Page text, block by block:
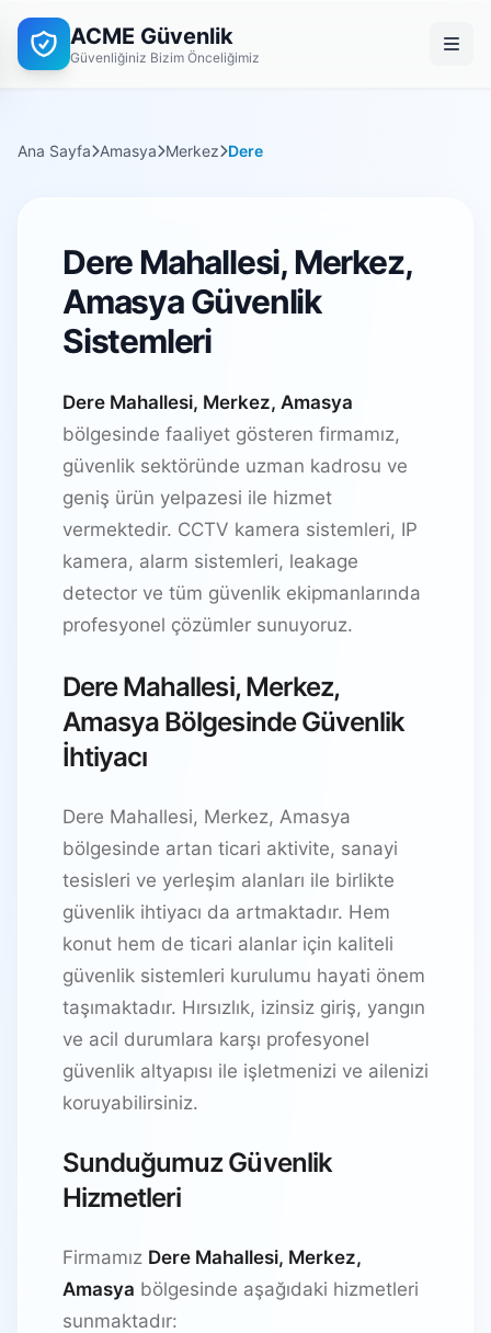
ACME Güvenlik
Güvenliğiniz Bizim Önceliğimiz
Ana Sayfa Amasya Merkez Dere
Dere Mahallesi, Merkez,
Amasya Güvenlik
Sistemleri
Dere Mahallesi, Merkez, Amasya
bölgesinde faaliyet gösteren firmamız,
güvenlik sektöründe uzman kadrosu ve
geniş ürün yelpazesi ile hizmet
vermektedir. CCTV kamera sistemleri, IP
kamera, alarm sistemleri, leakage
detector ve tüm güvenlik ekipmanlarında
profesyonel çözümler sunuyoruz.
Dere Mahallesi, Merkez,
Amasya Bölgesinde Güvenlik
İhtiyacı
Dere Mahallesi, Merkez, Amasya
bölgesinde artan ticari aktivite, sanayi
tesisleri ve yerleşim alanları ile birlikte
güvenlik ihtiyacı da artmaktadır. Hem
konut hem de ticari alanlar için kaliteli
güvenlik sistemleri kurulumu hayati önem
taşımaktadır. Hırsızlık, izinsiz giriş, yangın
ve acil durumlara karşı profesyonel
güvenlik altyapısı ile işletmenizi ve ailenizi
koruyabilirsiniz.
Sunduğumuz Güvenlik
Hizmetleri
Firmamız Dere Mahallesi, Merkez,
Amasya bölgesinde aşağıdaki hizmetleri
sunmaktadır: